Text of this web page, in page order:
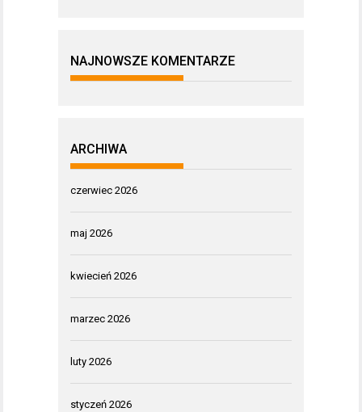
NAJNOWSZE KOMENTARZE
ARCHIWA
czerwiec 2026
maj 2026
kwiecień 2026
marzec 2026
luty 2026
styczeń 2026